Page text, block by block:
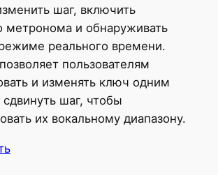
шаг, включить
метронома и обнаруживать
реального времени.
пользователям
и изменять ключ одним
шаг, чтобы
их вокальному диапазону.